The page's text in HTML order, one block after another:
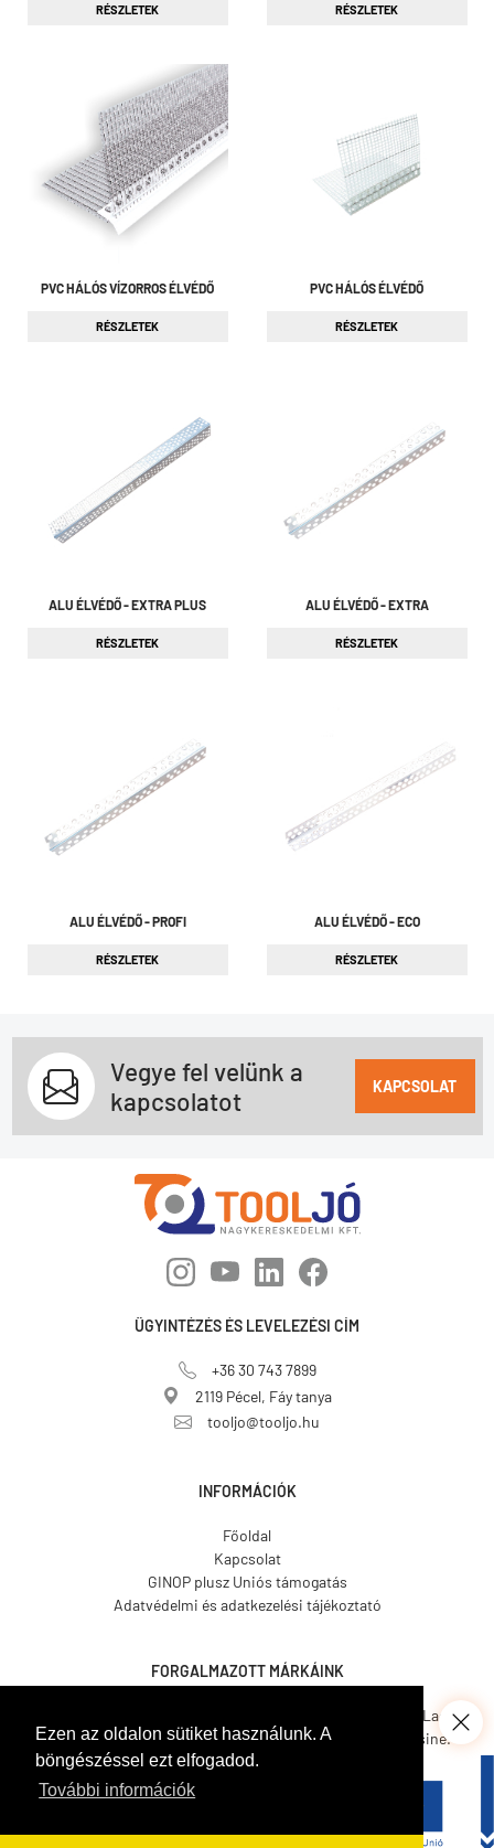
Ezen az oldalon sütiket használunk. A
böngészéssel ezt elfogadod.
További információk
RÉSZLETEK RÉSZLETEK
PVC HÁLÓS VÍZORROS ÉLVÉDŐ
RÉSZLETEK
PVC HÁLÓS ÉLVÉDŐ
RÉSZLETEK
ALU ÉLVÉDŐ - EXTRA PLUS
RÉSZLETEK
ALU ÉLVÉDŐ - EXTRA
RÉSZLETEK
ALU ÉLVÉDŐ - PROFI
RÉSZLETEK
ALU ÉLVÉDŐ - ECO
RÉSZLETEK
Vegye fel velünk a
kapcsolatot
KAPCSOLAT
ÜGYINTÉZÉS ÉS LEVELEZÉSI CÍM
+36 30 743 7899
2119 Pécel, Fáy tanya
tooljo@tooljo.hu
INFORMÁCIÓK
Főoldal
Kapcsolat
GINOP plusz Uniós támogatás
Adatvédelmi és adatkezelési tájékoztató
FORGALMAZOTT MÁRKÁINK
Coverit.
Tecnover.
Gamma Pennelli.
Hemmax.
Walled.
CosmosLac.
Pava Resine.